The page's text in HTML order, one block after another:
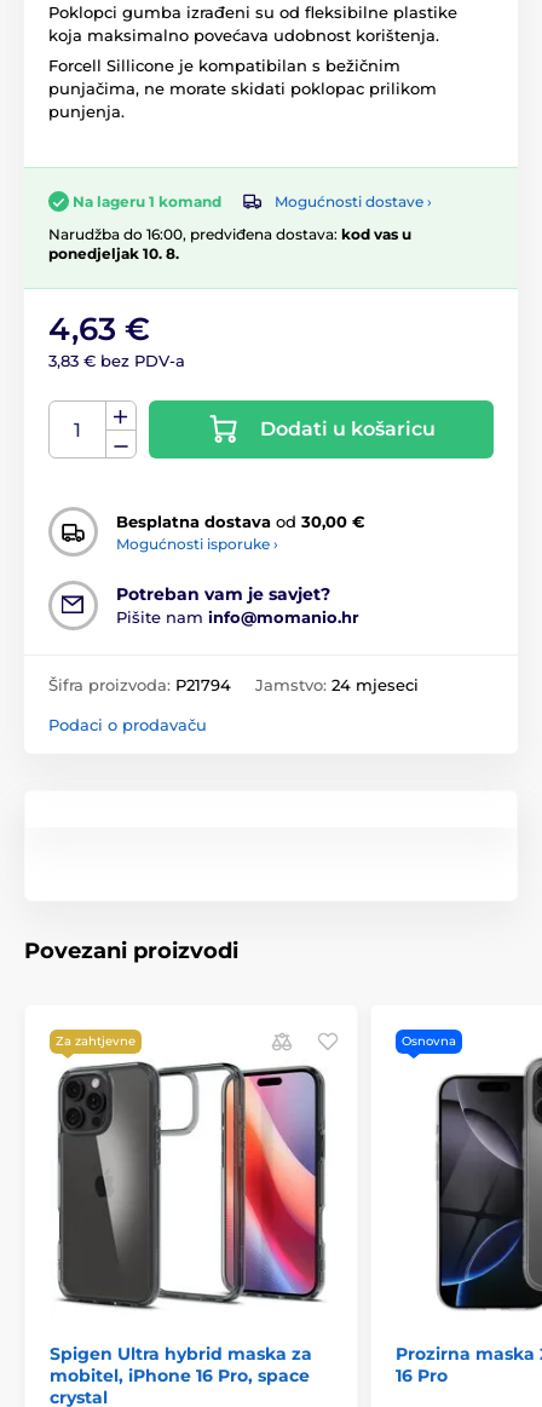
Poklopci gumba izrađeni su od fleksibilne plastike
koja maksimalno povećava udobnost korištenja.
Forcell Sillicone je kompatibilan s bežičnim
punjačima, ne morate skidati poklopac prilikom
punjenja.
Na lageru 1 komand
Mogućnosti dostave ›
Narudžba do 16:00, predviđena dostava: kod vas u
ponedjeljak 10. 8.
4,63 €
3,83 € bez PDV-a
Dodati u košaricu
Besplatna dostava od 30,00 €
Mogućnosti isporuke ›
Potreban vam je savjet?
Pišite nam info@momanio.hr
Šifra proizvoda: P21794 Jamstvo: 24 mjeseci
Podaci o prodavaču
Povezani proizvodi
Za zahtjevne
Spigen Ultra hybrid maska za
mobitel, iPhone 16 Pro, space
crystal
Osnovna
Prozirna maska
16 Pro